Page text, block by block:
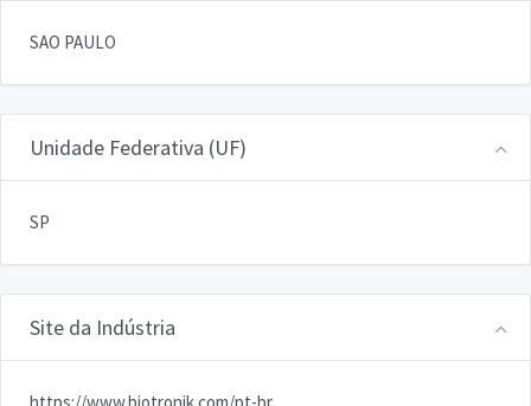
SAO PAULO
Unidade Federativa (UF)
SP
Site da Indústria